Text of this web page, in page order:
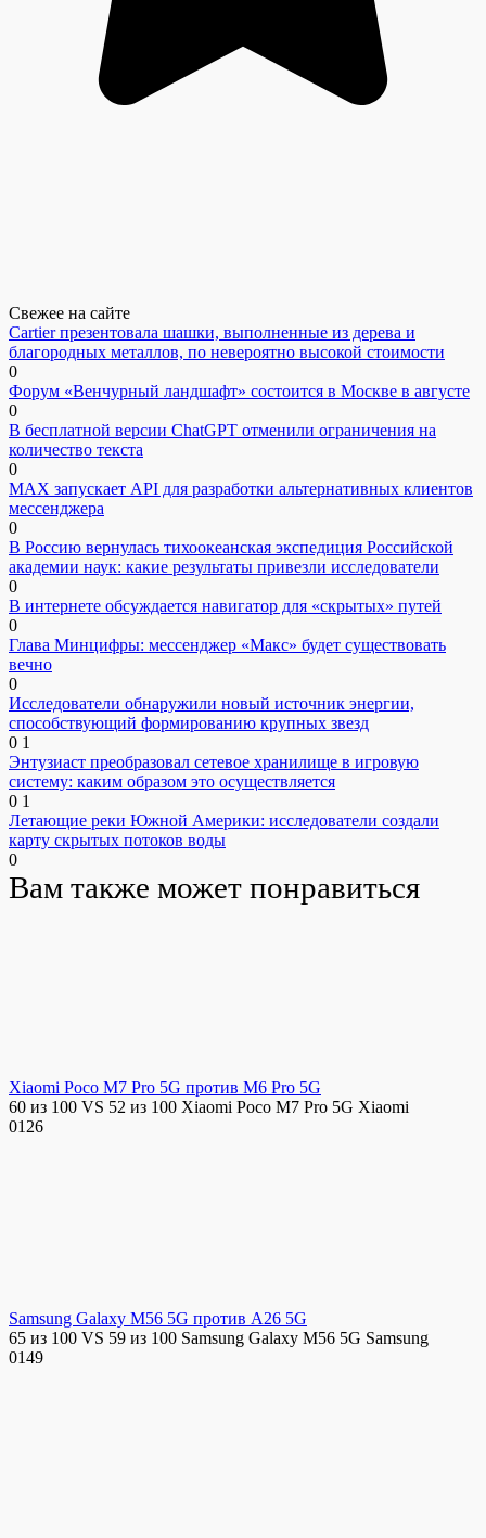
Свежее на сайте
Cartier презентовала шашки, выполненные из дерева и
благородных металлов, по невероятно высокой стоимости
0
Форум «Венчурный ландшафт» состоится в Москве в августе
0
В бесплатной версии ChatGPT отменили ограничения на
количество текста
0
MAX запускает API для разработки альтернативных клиентов
мессенджера
0
В Россию вернулась тихоокеанская экспедиция Российской
академии наук: какие результаты привезли исследователи
0
В интернете обсуждается навигатор для «скрытых» путей
0
Глава Минцифры: мессенджер «Макс» будет существовать
вечно
0
Исследователи обнаружили новый источник энергии,
способствующий формированию крупных звезд
0 1
Энтузиаст преобразовал сетевое хранилище в игровую
систему: каким образом это осуществляется
0 1
Летающие реки Южной Америки: исследователи создали
карту скрытых потоков воды
0
Вам также может понравиться
Xiaomi Poco M7 Pro 5G против M6 Pro 5G
60 из 100 VS 52 из 100 Xiaomi Poco M7 Pro 5G Xiaomi
0126
Samsung Galaxy M56 5G против A26 5G
65 из 100 VS 59 из 100 Samsung Galaxy M56 5G Samsung
0149